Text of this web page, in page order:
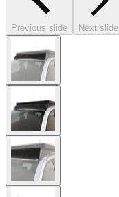
Previous slide Next slide